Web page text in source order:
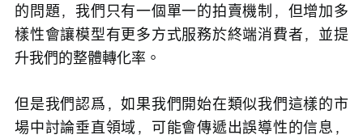
的問題，我們只有一個單一的拍賣機制，但增加多
樣性會讓模型有更多方式服務於終端消費者，並提
升我們的整體轉化率。
但是我們認爲，如果我們開始在類似我們這樣的市
場中討論垂直領域，可能會傳遞出誤導性的信息，